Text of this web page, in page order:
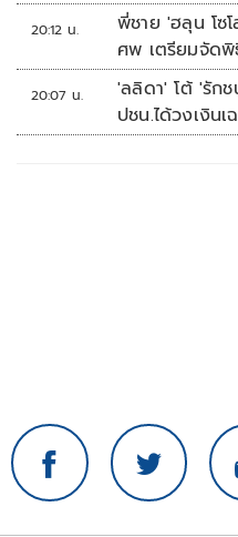
20:12 น.
พี่ชาย 'ฮลุน โซ
ศพ เตรียมจัด
20:07 น.
'ลลิดา' โต้ 'รัก
ปชน.ได้วงเงิน